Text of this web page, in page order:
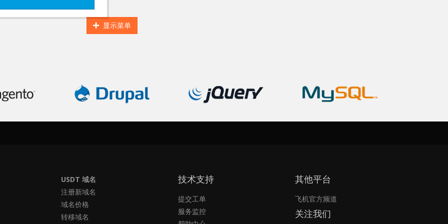
显示菜单
USDT 域名
注册新域名
域名价格
转移域名
技术支持
提交工单
服务监控
其他平台
飞机官方频道
关注我们